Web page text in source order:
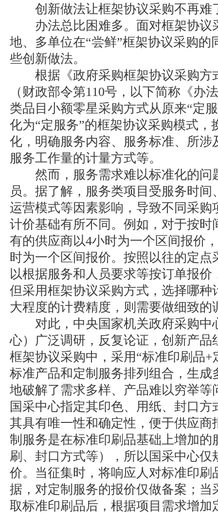
创新做法让框架协议采购不再难
办法总比困难多。面对框架协议
地、多单位在“尝鲜”框架协议采购的
些创新做法。
根据《政府采购框架协议采购方
（财政部令第110号，以下简称《办
类品目小额零星采购方式从原来“定
化为“定服务”的框架协议采购模式，
化，明确服务内容、服务标准、所涉
服务工作量的计量方式等。
然而，服务需求难以标准化的问
员。据了解，服务类项目受服务时
运营模式等因素影响，导致不同采购
计价基础有所不同。例如，对于按时
有的供应商以4小时为一个区间报价
时为一个区间报价。按照以往的定点
以根据服务和人员要求等按订单报价
但采用框架协议采购方式，选择哪种
大程度的计费精度，则需要做细致的
对此，中央国家机关政府采购中
心）广泛调研，反复论证，创新产品
框架协议采购中，采用“标准印刷品+
标准产品和定制服务排列组合，生成
地破解了需求多样、产品难以穷举等
国采中心指定其印色、用纸、封口
其具有唯一性和确定性，便于供应商
制服务是在标准印刷品基础上增加的
刷、封口方式等），所以国采中心仅
价。当征集时，将响应人对标准印刷
据，对定制服务的报价仅做备案；当
取标准印刷品后，根据项目需求增加